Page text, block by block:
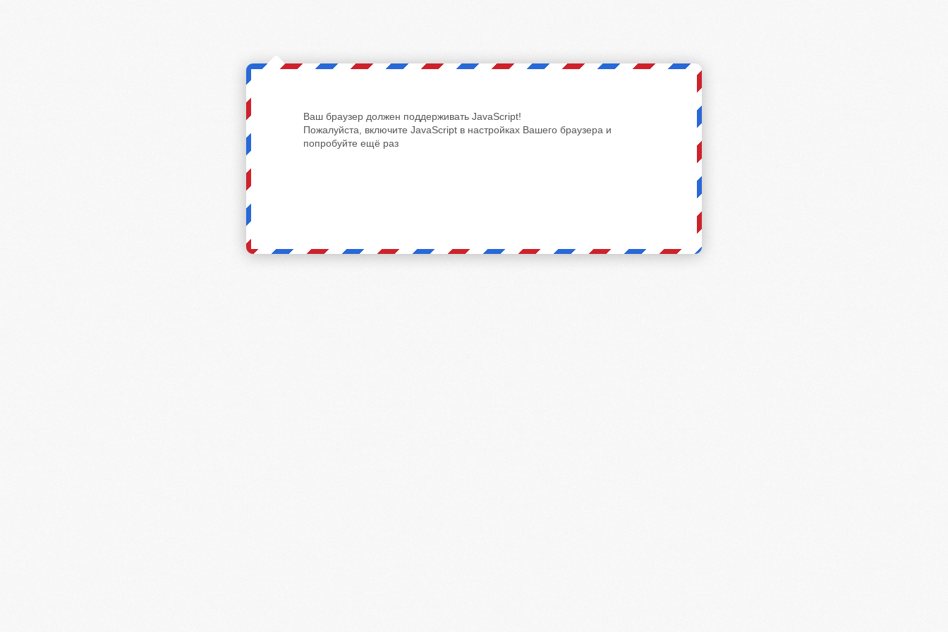
Ваш браузер должен поддерживать JavaScript!
Пожалуйста, включите JavaScript в настройках Вашего браузера и
попробуйте ещё раз